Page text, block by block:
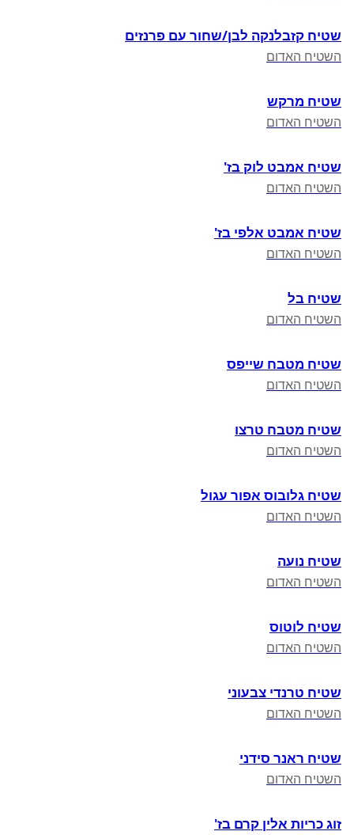
שטיח קזבלנקה לבן/שחור עם פרנזים
השטיח האדום
שטיח מרקש
השטיח האדום
שטיח אמבט לוק בז'
השטיח האדום
שטיח אמבט אלפי בז'
השטיח האדום
שטיח בל
השטיח האדום
שטיח מטבח שייפס
השטיח האדום
שטיח מטבח טרצו
השטיח האדום
שטיח גלובוס אפור עגול
השטיח האדום
שטיח נועה
השטיח האדום
שטיח לוטוס
השטיח האדום
שטיח טרנדי צבעוני
השטיח האדום
שטיח ראנר סידני
השטיח האדום
זוג כריות אלין קרם בז'